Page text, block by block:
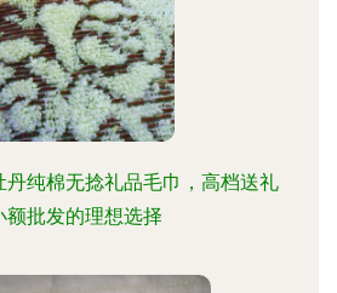
丹纯棉无捻礼品毛巾，高档送礼
额批发的理想选择